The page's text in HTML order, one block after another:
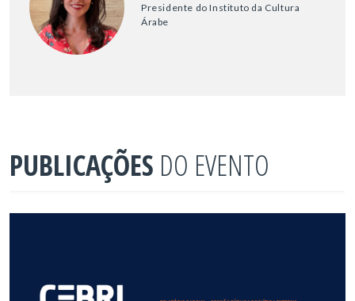
Presidente do Instituto da Cultura
Árabe
PUBLICAÇÕES DO EVENTO